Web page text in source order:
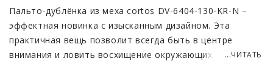
Пальто-дублёнка из меха cortos DV-6404-130-KR-N –
эффектная новинка с изысканным дизайном. Эта
практичная вещь позволит всегда быть в центре
внимания и ловить восхищение окружающих. Мех...ЧИТАТЬ